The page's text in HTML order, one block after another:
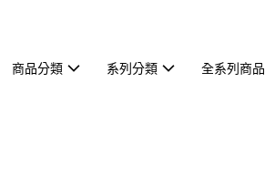
商品分類 系列分類 全系列商品